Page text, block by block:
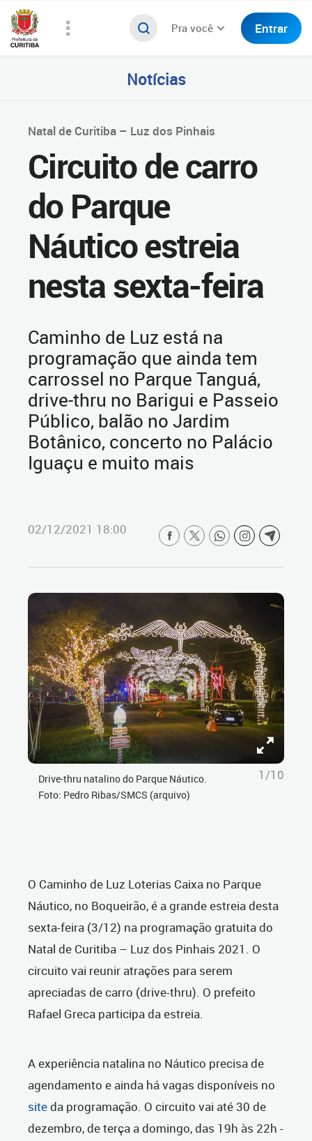
Pra você Entrar
Notícias
Natal de Curitiba – Luz dos Pinhais
Circuito de carro
do Parque
Náutico estreia
nesta sexta-feira
Caminho de Luz está na
programação que ainda tem
carrossel no Parque Tanguá,
drive-thru no Barigui e Passeio
Público, balão no Jardim
Botânico, concerto no Palácio
Iguaçu e muito mais
02/12/2021 18:00
Drive-thru natalino do Parque Náutico.
Foto: Pedro Ribas/SMCS (arquivo)
1/10
O Caminho de Luz Loterias Caixa no Parque
Náutico, no Boqueirão, é a grande estreia desta
sexta-feira (3/12) na programação gratuita do
Natal de Curitiba – Luz dos Pinhais 2021. O
circuito vai reunir atrações para serem
apreciadas de carro (drive-thru). O prefeito
Rafael Greca participa da estreia.
A experiência natalina no Náutico precisa de
agendamento e ainda há vagas disponíveis no
siteda programação. O circuito vai até 30 de
dezembro, de terça a domingo, das 19h às 22h -